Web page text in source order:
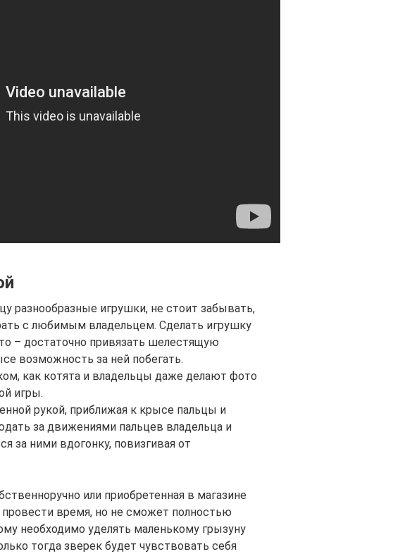
разнообразные игрушки, не стоит забывать,
с любимым владельцем. Сделать игрушку
– достаточно привязать шелестящую
возможность за ней побегать.
как котята и владельцы даже делают фото
игры.
рукой, приближая к крысе пальцы и
за движениями пальцев владельца и
за ними вдогонку, повизгивая от
или приобретенная в магазине
время, но не сможет полностью
необходимо уделять маленькому грызуну
тогда зверек будет чувствовать себя